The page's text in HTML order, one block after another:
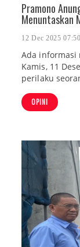
Pramono
Menuntaskan
12 Dec 2025 07:50
Ada informasi
Kamis, 11
perilaku
OPINI